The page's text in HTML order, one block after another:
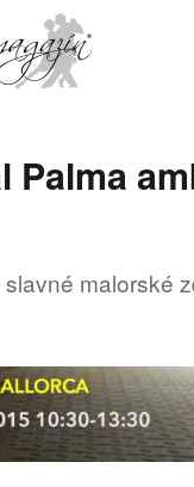
Palma
malorské